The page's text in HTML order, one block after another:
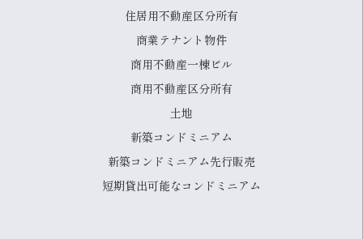
住居用不動産区分所有
商業テナント物件
商用不動産一棟ビル
商用不動産区分所有
土地
新築コンドミニアム
新築コンドミニアム先行販売
短期貸出可能なコンドミニアム